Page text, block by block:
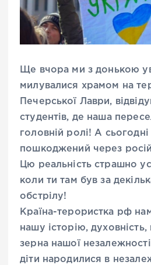
Ще вчора ми з донькою
милувалися храмом на
Печерської Лаври,
студентів, де наша
головній ролі! А
пошкоджений через
Цю реальність страшно
коли ти там був за
обстрілу!
Країна-терористка рф
нашу історію, духовність,
зерна нашої
діти народилися в